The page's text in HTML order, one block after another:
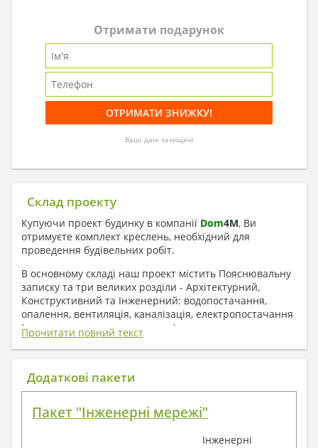
Отримати подарунок
Ваші дані захищені
Склад проекту
Купуючи проект будинку в компанії Dom4M, Ви
отримуєте комплект креслень, необхідний для
проведення будівельних робіт.
В основному складі наш проект містить Пояснювальну
записку та три великих розділи - Архітектурний,
Конструктивний та Інженерний: водопостачання,
опалення, вентиляція, каналізація, електропостачання
( купується за додаткову плату ).
1. До складу Архітектурного розділу
входять:
План покрівлі
Фасади з даними зовнішніх оздоблень
Прочитати повний текст
Додаткові пакети
Пакет "Інженерні мережі"
Інженерні